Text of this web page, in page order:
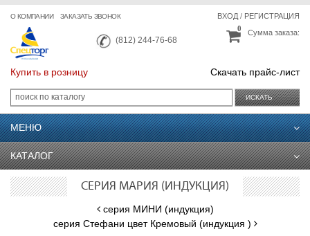
О КОМПАНИИ ЗАКАЗАТЬ ЗВОНОК
(812) 244-76-68
ВХОД/ РЕГИСТРАЦИЯ
Сумма заказа:
0
Купить в розницу Скачать прайс-лист
ИСКАТЬ
МЕНЮ
КАТАЛОГ
СЕРИЯ МАРИЯ (ИНДУКЦИЯ)
серия МИНИ (индукция)
серия Стефани цвет Кремовый (индукция )